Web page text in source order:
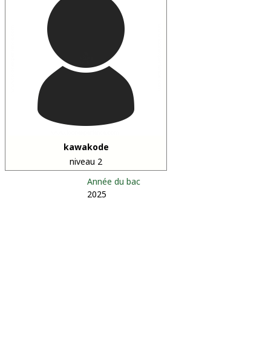
kawakode
niveau 2
Année du bac
2025